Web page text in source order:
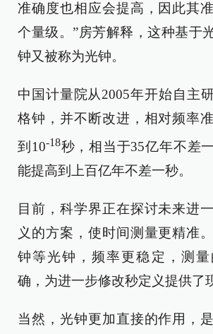
准确度也相应会提高，因此其
个量级。”房芳解释，这种基于
钟又被称为光钟。
中国计量院从2005年开始自主
格钟，并不断改进，相对频率
到 10-18秒，相当于35亿年不差
能提高到上百亿年不差一秒。
目前，科学界正在探讨未来进
义的方案，使时间测量更精准
钟等光钟，频率更稳定，测
确，为进一步修改秒定义提供了
当然，光钟更加直接的作用，